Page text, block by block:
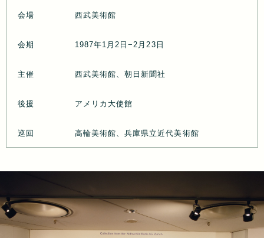
会場 西武美術館
会期 1987年1月2日−2月23日
主催 西武美術館、朝日新聞社
後援 アメリカ大使館
巡回 高輪美術館、兵庫県立近代美術館